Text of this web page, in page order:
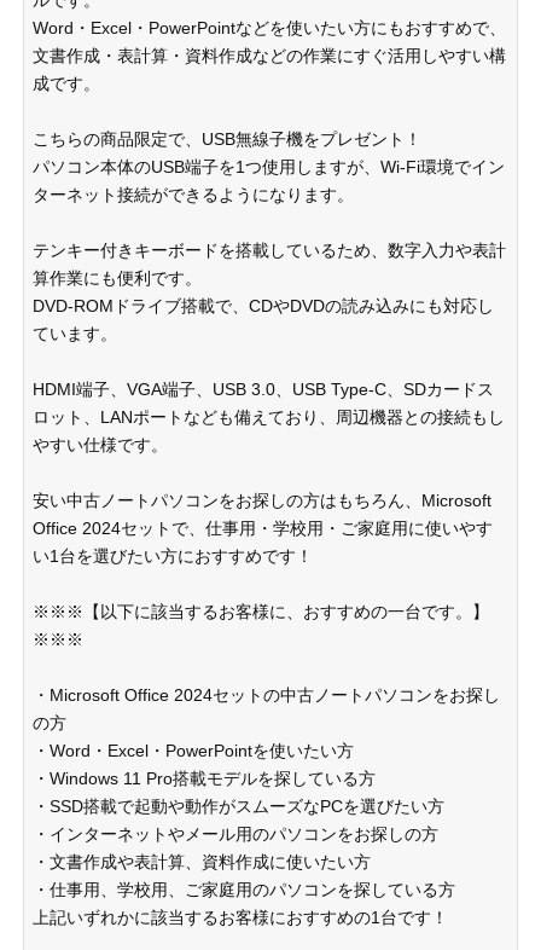
Word・Excel・PowerPointなどを使いたい方にもおすすめで、
文書作成・表計算・資料作成などの作業にすぐ活用しやすい構
成です。
こちらの商品限定で、USB無線子機をプレゼント！
パソコン本体のUSB端子を1つ使用しますが、Wi-Fi環境でイン
ターネット接続ができるようになります。
テンキー付きキーボードを搭載しているため、数字入力や表計
算作業にも便利です。
DVD-ROMドライブ搭載で、CDやDVDの読み込みにも対応し
ています。
HDMI端子、VGA端子、USB 3.0、USB Type-C、SDカードス
ロット、LANポートなども備えており、周辺機器との接続もし
やすい仕様です。
安い中古ノートパソコンをお探しの方はもちろん、Microsoft
Office 2024セットで、仕事用・学校用・ご家庭用に使いやす
い1台を選びたい方におすすめです！
※※※【以下に該当するお客様に、おすすめの一台です。】
※※※
・Microsoft Office 2024セットの中古ノートパソコンをお探し
の方
・Word・Excel・PowerPointを使いたい方
・Windows 11 Pro搭載モデルを探している方
・SSD搭載で起動や動作がスムーズなPCを選びたい方
・インターネットやメール用のパソコンをお探しの方
・文書作成や表計算、資料作成に使いたい方
・仕事用、学校用、ご家庭用のパソコンを探している方
上記いずれかに該当するお客様におすすめの1台です！